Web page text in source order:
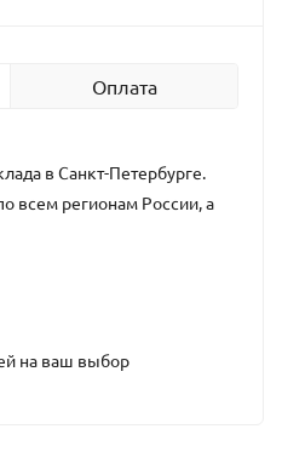
Оплата
в Санкт-Петербурге.
всем регионам России, а
на ваш выбор